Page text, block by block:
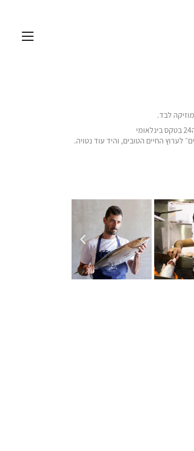
לבד.
לערוץ החיים הטובים, והיד עוד נטויה.